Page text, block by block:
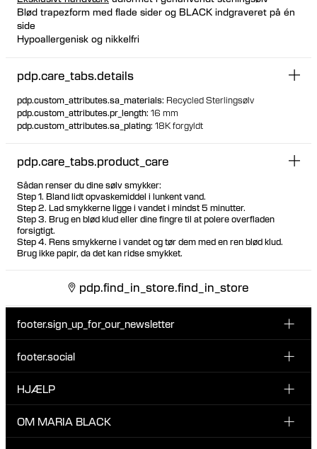
Blød trapezform med flade sider og BLACK indgraveret på én
side
Hypoallergenisk og nikkelfri
Let og hulformet design
pdp.care_tabs.details
pdp.custom_attributes.sa_materials: Recycled Sterlingsølv
pdp.custom_attributes.pr_length: 16 mm
pdp.custom_attributes.sa_plating: 18K forgyldt
pdp.care_tabs.product_care
Sådan renser du dine sølv smykker:
Step 1. Bland lidt opvaskemiddel i lunkent vand.
Step 2. Lad smykkerne ligge i vandet i mindst 5 minutter.
Step 3. Brug en blød klud eller dine fingre til at polere overfladen
forsigtigt.
Step 4. Rens smykkerne i vandet og tør dem med en ren blød klud.
Brug ikke papir, da det kan ridse smykket.
pdp.find_in_store.find_in_store
footer.sign_up_for_our_newsletter
Tilmeld dig vores nyhedsbrev og vær den første til at blive
nyheder fra Maria Black.
footer.social
INSTAGRAM
TIKTOK
HJÆLP
KUNDESERVICE & KONTAKT
OM MARIA BLACK